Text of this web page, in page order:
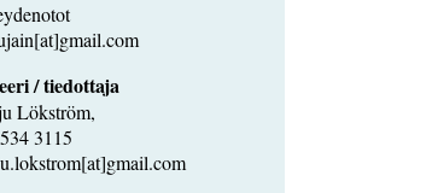
/ tiedottaja
Lökström,
3115